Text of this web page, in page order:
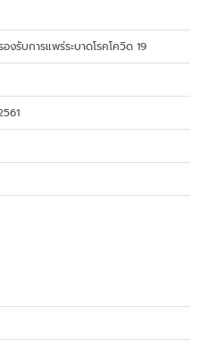
งรับการแพร่ระบาดโรคโควิด 19